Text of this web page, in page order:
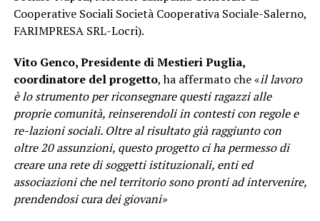
Cooperative Sociali Società Cooperativa Sociale-Salerno,
FARIMPRESA SRL-Locri).
Vito Genco, Presidente di Mestieri Puglia,
coordinatore del progetto, ha affermato che «il lavoro
è lo strumento per riconsegnare questi ragazzi alle
proprie comunità, reinserendoli in contesti con regole e
re-lazioni sociali. Oltre al risultato già raggiunto con
oltre 20 assunzioni, questo progetto ci ha permesso di
creare una rete di soggetti istituzionali, enti ed
associazioni che nel territorio sono pronti ad intervenire,
prendendosi cura dei giovani»